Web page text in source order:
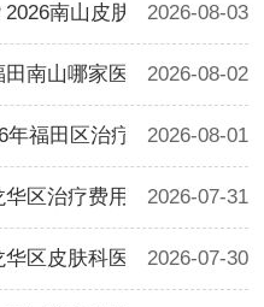
南山皮肤科治疗费用参
2026-08-03
南山哪家医院好2026
2026-08-02
年福田区治疗费用指南
2026-08-01
区治疗费用参考2026-07-31
区皮肤科医院推荐2026-07-30